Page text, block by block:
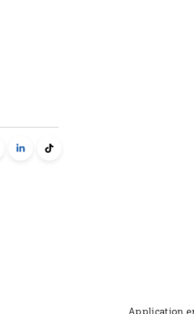
Application